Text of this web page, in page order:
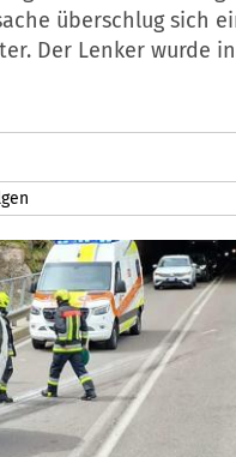
überschlug sich
Der Lenker wurde